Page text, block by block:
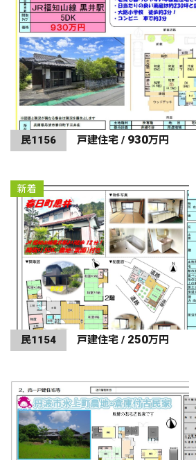
民1156 戸建住宅 / 930万円
新着
民1154 戸建住宅 / 250万円